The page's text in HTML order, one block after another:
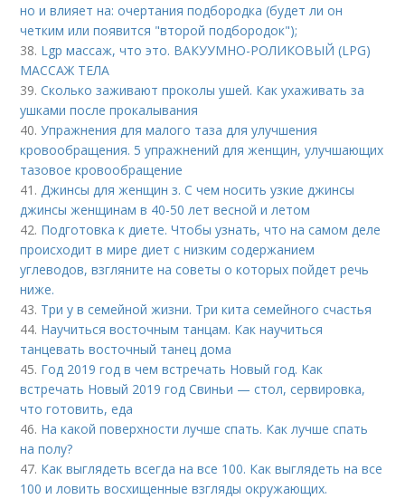
но и влияет на: очертания подбородка (будет ли он
четким или появится "второй подбородок");
38. Lgp массаж, что это. ВАКУУМНО-РОЛИКОВЫЙ (LPG)
МАССАЖ ТЕЛА
39.Сколько заживают проколы ушей. Как ухаживать за
ушками после прокалывания
40.Упражнения для малого таза для улучшения
кровообращения. 5 упражнений для женщин, улучшающих
тазовое кровообращение
41.Джинсы для женщин з. С чем носить узкие джинсы
джинсы женщинам в 40-50 лет весной и летом
42. Подготовка к диете. Чтобы узнать, что на самом деле
происходит в мире диет с низким содержанием
углеводов, взгляните на советы о которых пойдет речь
ниже.
43. Три у в семейной жизни. Три кита семейного счастья
44. Научиться восточным танцам. Как научиться
танцевать восточный танец дома
45. Год 2019 год в чем встречать Новый год. Как
встречать Новый 2019 год Свиньи — стол, сервировка,
что готовить, еда
46. На какой поверхности лучше спать. Как лучше спать
на полу?
47. Как выглядеть всегда на все 100. Как выглядеть на все
100 и ловить восхищенные взгляды окружающих.